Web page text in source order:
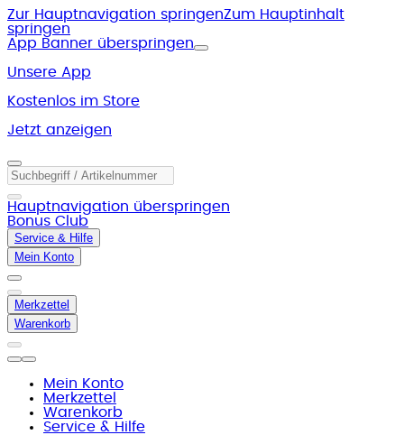
Zur Hauptnavigation springenZum Hauptinhalt
springen
App Banner überspringen
Unsere App
Kostenlos im Store
Jetzt anzeigen
Hauptnavigation überspringen
Bonus Club
Service & Hilfe
Mein Konto
Merkzettel
Warenkorb
Mein Konto
Merkzettel
Warenkorb
Service & Hilfe